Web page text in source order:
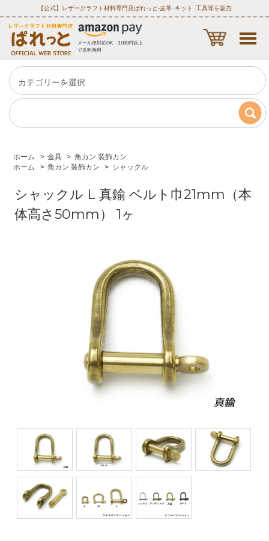
【公式】レザークラフト材料専門店ぱれっと‐皮革･キット･工具等を販売
メール便対応OK 3,000円以上
で送料無料
ホーム > 金具 > 角カン 装飾カン
ホーム
> 角カン 装飾カン > シャックル
シャックル L 真鍮 ベルト巾21mm（本
体高さ50mm） 1ヶ